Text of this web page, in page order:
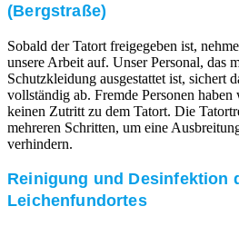
(Bergstraße)
Sobald der Tatort freigegeben ist,
unsere Arbeit auf. Unser Personal, das
Schutzkleidung ausgestattet ist, sichert
vollständig ab. Fremde Personen
keinen Zutritt zu dem Tatort. Die
mehreren Schritten, um eine
verhindern.
Reinigung und Desinfektion
Leichenfundortes